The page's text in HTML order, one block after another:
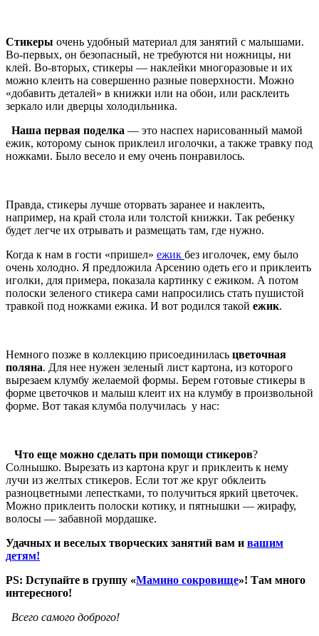
Стикеры очень удобный материал для занятий с малышами.
Во-первых, он безопасный, не требуются ни ножницы, ни
клей. Во-вторых, стикеры — наклейки многоразовые и их
можно клеить на совершенно разные поверхности. Можно
«добавить деталей» в книжки или на обои, или расклеить
зеркало или дверцы холодильника.
Наша первая поделка — это наспех нарисованный мамой
ежик, которому сынок приклеил иголочки, а также травку под
ножками. Было весело и ему очень понравилось.
Правда, стикеры лучше оторвать заранее и наклеить,
например, на край стола или толстой книжки. Так ребенку
будет легче их отрывать и размещать там, где нужно.
Когда к нам в гости «пришел» ежик без иголочек, ему было
очень холодно. Я предложила Арсению одеть его и приклеить
иголки, для примера, показала картинку с ежиком. А потом
полоски зеленого стикера сами напросились стать пушистой
травкой под ножками ежика. И вот родился такой ежик.
Немного позже в коллекцию присоединилась цветочная
поляна. Для нее нужен зеленый лист картона, из которого
вырезаем клумбу желаемой формы. Берем готовые стикеры в
форме цветочков и малыш клеит их на клумбу в произвольной
форме. Вот такая клумба получилась у нас:
Что еще можно сделать при помощи стикеров?
Солнышко. Вырезать из картона круг и приклеить к нему
лучи из желтых стикеров. Если тот же круг обклеить
разноцветными лепестками, то получиться яркий цветочек.
Можно приклеить полоски котику, и пятнышки — жирафу,
волосы — забавной мордашке.
Удачных и веселых творческих занятий вам и вашим
детям!
PS: Dступайте в группу «Мамино сокровище»! Там много
интересного!
Всего самого доброго!